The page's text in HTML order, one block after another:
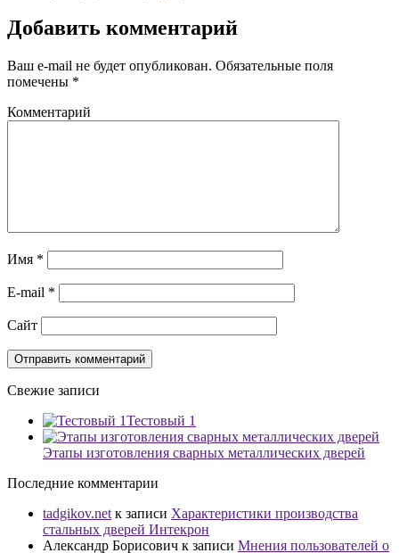
Добавить комментарий
Ваш e-mail не будет опубликован. Обязательные поля
помечены *
Комментарий
Имя *
E-mail *
Сайт
Свежие записи
Тестовый 1
Этапы изготовления сварных металлических дверей
Последние комментарии
tadgikov.net к записи Характеристики производства
стальных дверей Интекрон
Александр Борисович к записи Мнения пользователей о